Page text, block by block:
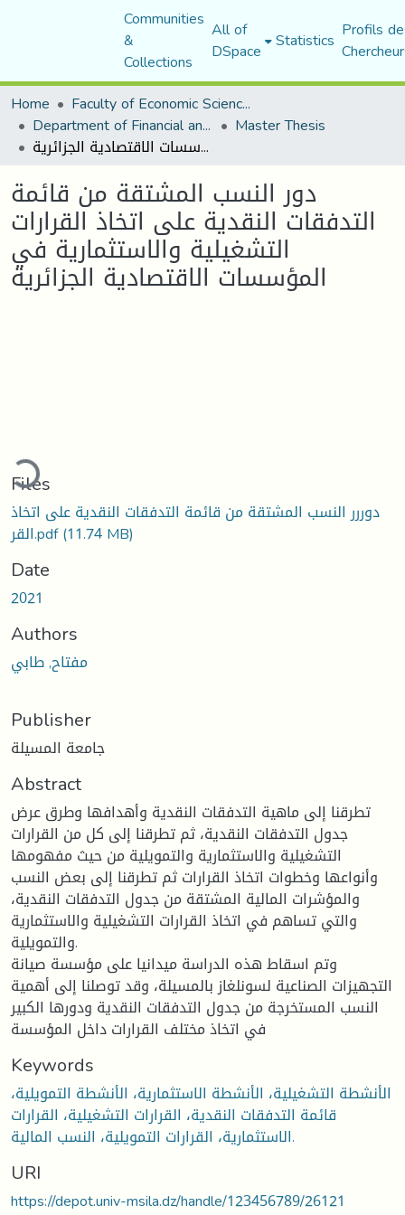
Communities
&
Collections
All of
DSpace Statistics Profils
Home
Faculty of Economic Sciences, Commerce and Management Sciences
Department of Financial and Accounting Sciences Master Thesis
دور النسب المشتقة من قائمة التدفقات النقدية على اتخاذ القرارات التشغيلية والاستثمارية في المؤسسات الاقتصادية الجزائرية
دور النسب المشتقة من قائمة
التدفقات النقدية على اتخاذ القرارات
التشغيلية والاستثمارية في
المؤسسات الاقتصادية الجزائرية
Files
دوررر النسب المشتقة من قائمة التدفقات النقدية على اتخاذ
القر.pdf(11.74 MB)
Date
2021
Authors
مفتاح, طابي
Publisher
جامعة المسيلة
Abstract
تطرقنا إلى ماهية التدفقات النقدية وأهدافها وطرق عرض
جدول التدفقات النقدية، ثم تطرقنا إلى كل من القرارات
التشغيلية والاستثمارية والتمويلية من حيث مفهومها
وأنواعها وخطوات اتخاذ القرارات ثم تطرقنا إلى بعض النسب
والمؤشرات المالية المشتقة من جدول التدفقات النقدية،
والتي تساهم في اتخاذ القرارات التشغيلية والاستثمارية
والتمويلية.
وتم اسقاط هذه الدراسة ميدانيا على مؤسسة صيانة
التجهيزات الصناعية لسونلغاز بالمسيلة، وقد توصلنا إلى أهمية
النسب المستخرجة من جدول التدفقات النقدية ودورها الكبير
في اتخاذ مختلف القرارات داخل المؤسسة
Keywords
الأنشطة التشغيلية، الأنشطة الاستثمارية، الأنشطة التمويلية،
قائمة التدفقات النقدية، القرارات التشغيلية، القرارات
الاستثمارية، القرارات التمويلية، النسب المالية.
URI
https://depot.univ-msila.dz/handle/123456789/26121